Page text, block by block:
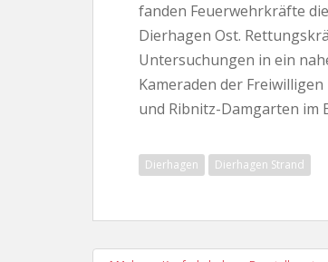
fanden Feuerwehrkräfte
Dierhagen Ost.
Untersuchungen in ein
Kameraden der
und Ribnitz-Damgarten im
Dierhagen Dierhagen Strand